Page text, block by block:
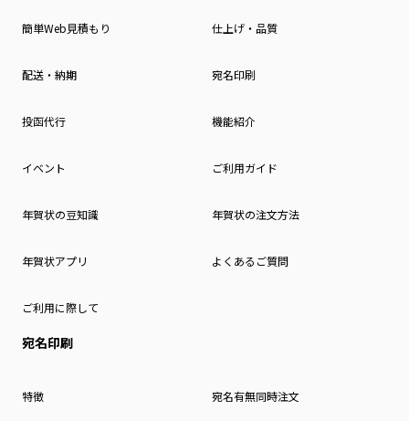
簡単Web見積もり 仕上げ・品質
配送・納期 宛名印刷
投函代行 機能紹介
イベント ご利用ガイド
年賀状の豆知識 年賀状の注文方法
年賀状アプリ よくあるご質問
ご利用に際して
宛名印刷
特徴 宛名有無同時注文